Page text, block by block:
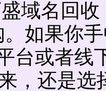
域名回
。如果你
台或者
，还是选